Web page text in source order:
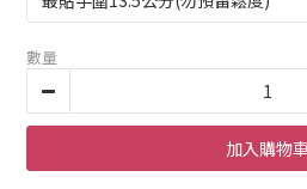
數量
加入購物車